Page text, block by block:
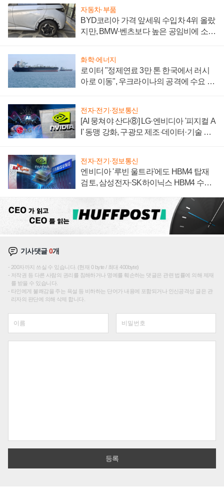
자동차·부품
BYD코리아 가격 앞세워 수입차 4위 올랐
지만, BMW·벤츠보다 높은 공임비에 소비
화학·에너지
로이터 "정제연료 3만 톤 한국에서 러시
아로 이동", 우크라이나의 공격에 수요 늘
전자·전기·정보통신
[AI 뭉쳐야 산다⑧] LG·엔비디아 '피지컬 A
I' 동맹 강화, 구광모 제조·데이터·기술 결
전자·전기·정보통신
엔비디아 '루빈 울트라'에도 HBM4 탑재
검토, 삼성전자·SK하이닉스 HBM4 수율
기사댓글0개
200자까지 쓰실 수 있습니다. (현재 0 byte / 최대 400byte)
저작권 등 다른 사람의 권리를 침해하거나 명예를 훼손하는 댓글은 관련 법률에 의해 제재
를 받을 수 있습니다.
타인에게 불쾌감을 주는 욕설 등 비하하는 단어가 내용에 포함되거나 인신공격성 글은 관
리자의 판단에 의해 삭제 합니다.